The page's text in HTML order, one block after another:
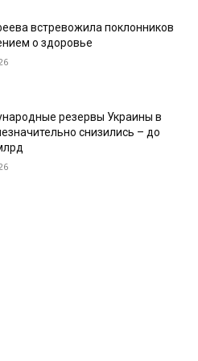
встревожила поклонников
о здоровье
резервы Украины в
снизились – до